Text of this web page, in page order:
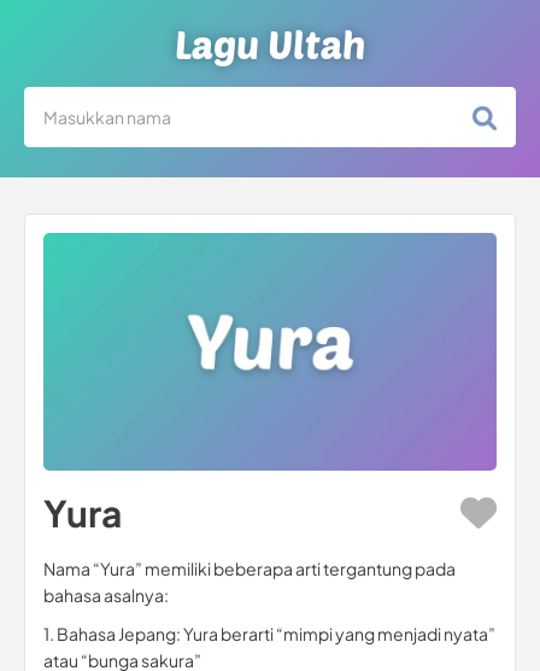
Lagu Ultah
Yura
Nama “Yura” memiliki beberapa arti tergantung pada
bahasa asalnya:
1. Bahasa Jepang: Yura berarti “mimpi yang menjadi nyata”
atau “bunga sakura”